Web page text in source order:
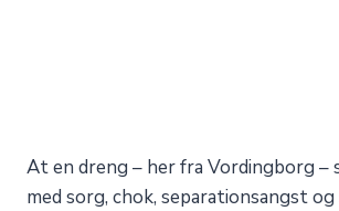
At en dreng – her fra Vordingborg –
med sorg, chok, separationsangst